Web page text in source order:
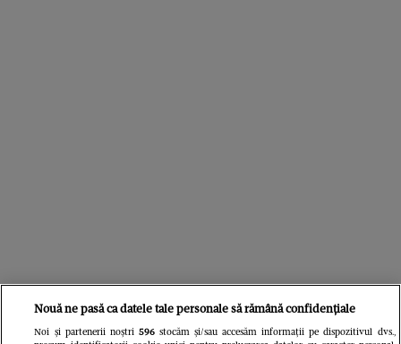
Nouă ne pasă ca datele tale personale să rămână confidențiale
Noi și partenerii noștri 596stocăm și/sau accesăm informații pe dispozitivul dvs.,